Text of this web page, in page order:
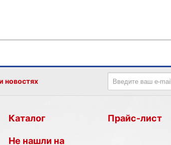
новостях
Каталог
Не нашли на
Прайс-лист